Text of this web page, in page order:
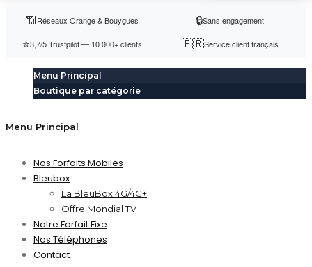
📶Réseaux Orange & Bouygues 🔒Sans engagement
⭐3,7/5 Trustpilot — 10 000+ clients 🇫🇷Service client français
Menu Principal
Boutique par catégorie
Menu Principal
Nos Forfaits Mobiles
Bleubox
La BleuBox 4G/4G+
Offre Mondial TV
Notre Forfait Fixe
Nos Téléphones
Contact